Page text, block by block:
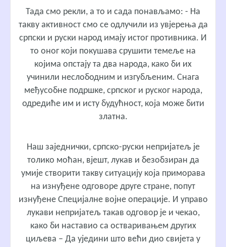
Тада смо рекли, а то и сада понављамо: - На
такву активност смо се одлучили из увјерења да
српски и руски народ имају истог противника. И
то оног који покушава срушити темеље на
којима опстају та два народа, како би их
учинили неслободним и изгубљеним. Снага
међусобне подршке, српског и руског народа,
одредиће им и исту будућност, која може бити
златна.
Наш заједнички, српско-руски непријатељ је
толико моћан, вјешт, лукав и безобзиран да
умије створити такву ситуацију која приморава
на изнуђене одговоре друге стране, попут
изнуђене Специјалне војне операције. И управо
лукави непријатељ такав одговор је и чекао,
како би наставио са остваривањем других
циљева – Да уједини што већи дио свијета у